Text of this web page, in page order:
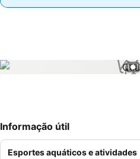
1 / 1
Informação útil
Esportes aquáticos e atividades